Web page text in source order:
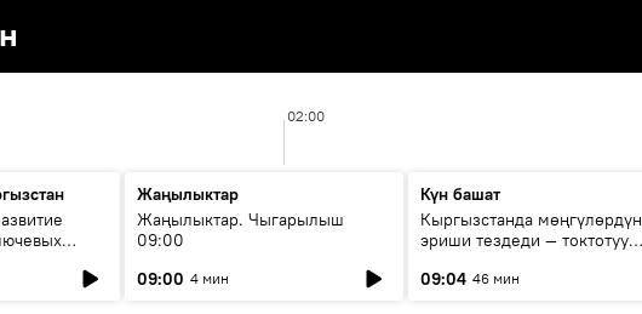
02:00
Жаңылыктар
Жаңылыктар. Чыгарылыш
09:00
09:00 4 мин
Күн башат
Кыргызстанда мөңгүлөрдүн
эриши тездеди — токтотуу
09:04 46 мин